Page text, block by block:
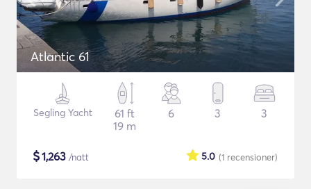
Atlantic 61
Segling Yacht
61 ft
19 m
6 3 3
$1,263 /natt (1 recensioner)
5.0